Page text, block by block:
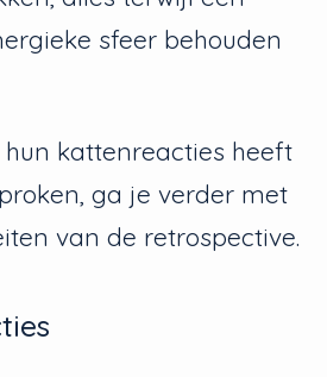
sfeer behouden
kattenreacties heeft
ga je verder met
van de retrospective.